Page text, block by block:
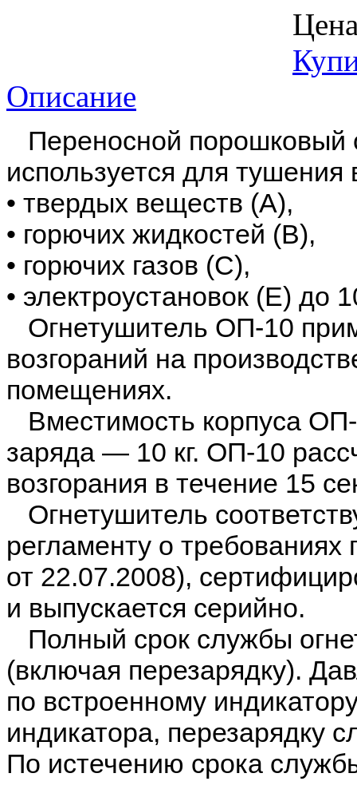
Описание
Переносной порошковый
используется для тушения
• твердых веществ (А),
• горючих жидкостей (В),
• горючих газов (C),
• электроустановок (Е) до
Огнетушитель ОП-10
возгораний на
помещениях.
Вместимость корпуса
заряда — 10 кг. ОП-10
возгорания в течение 15
Огнетушитель
регламенту о
от 22.07.2008),
и выпускается серийно.
Полный срок службы
(включая перезарядку).
по встроенному
индикатора, перезарядку
По истечению срока